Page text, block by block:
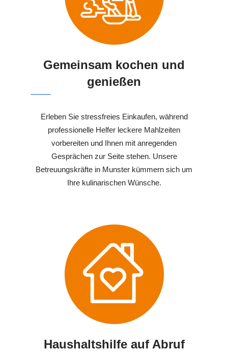
Gemeinsam kochen und
genießen
Erleben Sie stressfreies Einkaufen, während
professionelle Helfer leckere Mahlzeiten
vorbereiten und Ihnen mit anregenden
Gesprächen zur Seite stehen. Unsere
Betreuungskräfte in Munster kümmern sich um
Ihre kulinarischen Wünsche.
Haushaltshilfe auf Abruf